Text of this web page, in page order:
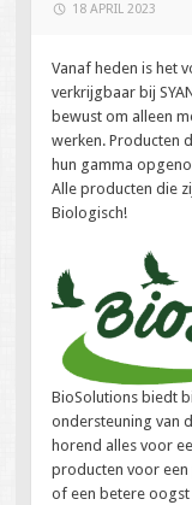
18 APRIL 2023
Vanaf heden is het
verkrijgbaar bij
bewust om alleen
werken. Producten
hun gamma
Alle producten die
Biologisch!
BioSolutions biedt
ondersteuning van
horend alles voor
producten voor
of een betere oogst